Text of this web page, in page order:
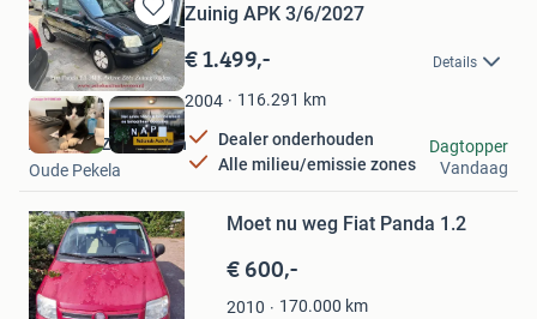
Bewaren
in
Mijn
Favorieten
Zuinig APK 3/6/2027
€ 1.499,- Details
2004 116.291 km
Dealer onderhouden
Alle milieu/emissie zones
Autohuis Zuiderveen
Oude Pekela
Dagtopper
Vandaag
Bewaren
Mijn
Favorieten
Moet nu weg Fiat Panda 1.2
€ 600,-
2010 170.000 km